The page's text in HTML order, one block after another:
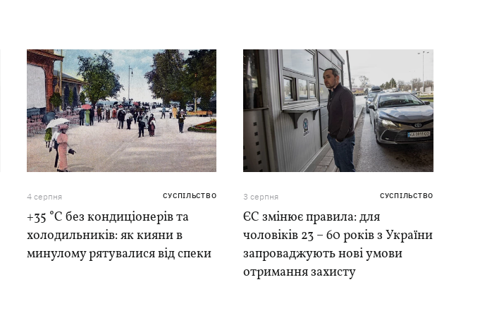
4 серпня СУСПІЛЬСТВО
+35 °C без кондиціонерів та
холодильників: як кияни в
минулому рятувалися від спеки
3 серпня СУСПІЛЬСТВО
ЄС змінює правила: для
чоловіків 23 – 60 років з України
запроваджують нові умови
отримання захисту